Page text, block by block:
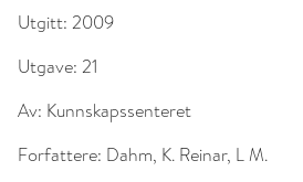
Utgitt: 2009
Utgave: 21
Av: Kunnskapssenteret
Forfattere: Dahm, K. Reinar, L M.